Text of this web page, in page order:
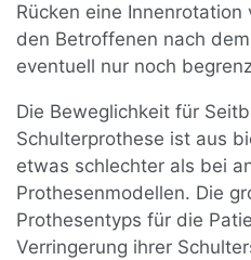
Rücken eine
den Betroffenen nach
eventuell nur noch
Die Beweglichkeit für
Schulterprothese ist aus
etwas schlechter als bei
Prothesenmodellen. Die
Prothesentyps für die
Verringerung ihrer